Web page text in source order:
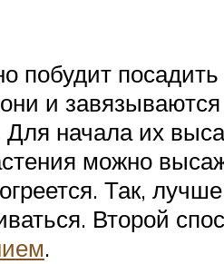
побудит
и
Для начала их
можно
Так,
Второй
.